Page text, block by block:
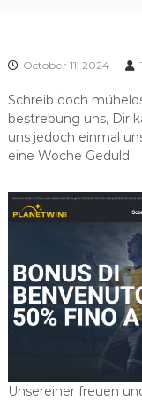
October 11, 2024
Schreib doch
bestrebung uns, Dir
uns jedoch einmal
eine Woche Geduld.
Unsereiner freuen